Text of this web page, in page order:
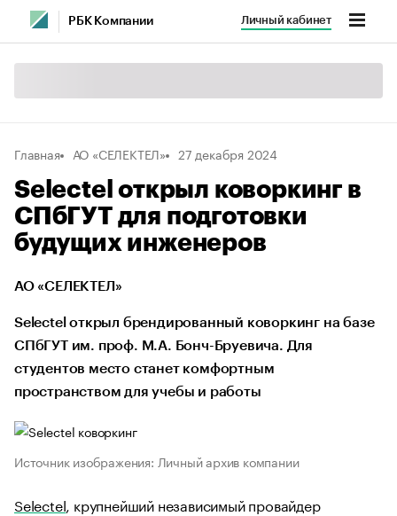
РБК Компании Личный кабинет
Главная АО «СЕЛЕКТЕЛ» 27 декабря 2024
Selectel открыл коворкинг в
СПбГУТ для подготовки
будущих инженеров
АО «СЕЛЕКТЕЛ»
Selectel открыл брендированный коворкинг на базе
СПбГУТ им. проф. М.А. Бонч-Бруевича. Для
студентов место станет комфортным
пространством для учебы и работы
Источник изображения: Личный архив компании
Selectel, крупнейший независимый провайдер